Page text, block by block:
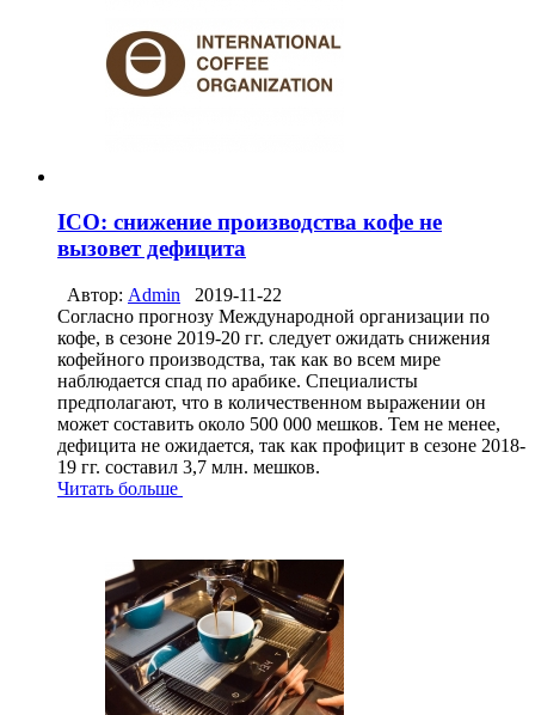
ICO: снижение производства кофе не
вызовет дефицита
Автор: Admin
2019-11-22
Согласно прогнозу Международной организации по
кофе, в сезоне 2019-20 гг. следует ожидать снижения
кофейного производства, так как во всем мире
наблюдается спад по арабике. Специалисты
предполагают, что в количественном выражении он
может составить около 500 000 мешков. Тем не менее,
дефицита не ожидается, так как профицит в сезоне 2018-
19 гг. составил 3,7 млн. мешков.
Читать больше